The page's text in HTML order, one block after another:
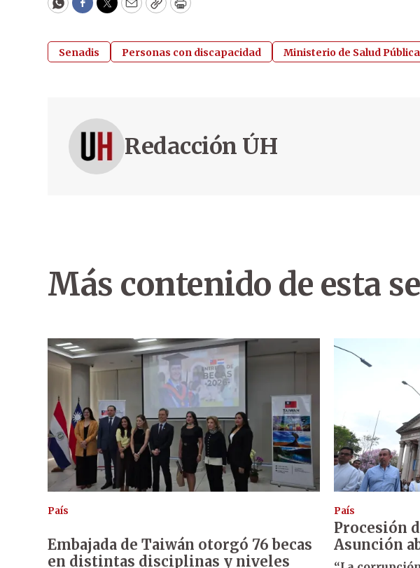
WhatsApp
Facebook
Twitter
EmailCopyPrint
Senadis Personas con discapacidad Ministerio de Salud
Redacción ÚH
Más contenido de esta
País
Embajada de Taiwán otorgó 76 becas
en distintas disciplinas y niveles
País
Procesión
Asunción